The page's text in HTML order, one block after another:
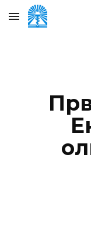
Skip to main content